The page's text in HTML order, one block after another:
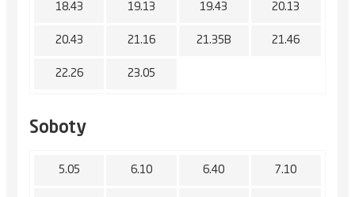
18.43 19.13 19.43 20.13
20.43 21.16 21.35B 21.46
22.26 23.05
Soboty
5.05 6.10 6.40 7.10